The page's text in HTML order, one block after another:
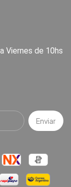
Viernes de 10hs